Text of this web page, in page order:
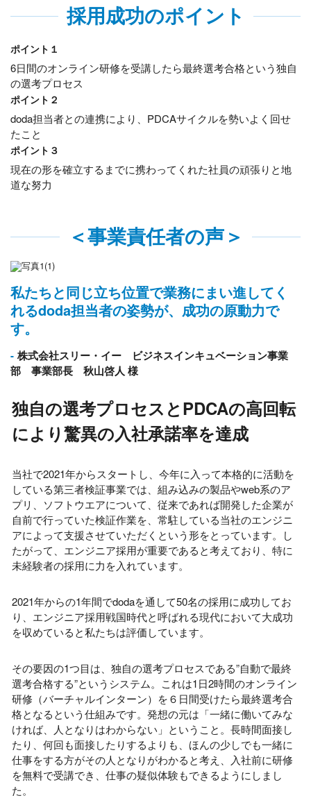
採用成功のポイント
ポイント１
6日間のオンライン研修を受講したら最終選考合格という独自
の選考プロセス
ポイント２
doda担当者との連携により、PDCAサイクルを勢いよく回せ
たこと
ポイント３
現在の形を確立するまでに携わってくれた社員の頑張りと地
道な努力
＜事業責任者の声＞
私たちと同じ立ち位置で業務にまい進してく
れるdoda担当者の姿勢が、成功の原動力で
す。
株式会社スリー・イー ビジネスインキュベーション事業
部 事業部長 秋山啓人 様
独自の選考プロセスとPDCAの高回転
により驚異の入社承諾率を達成
当社で2021年からスタートし、今年に入って本格的に活動を
している第三者検証事業では、組み込みの製品やweb系のア
プリ、ソフトウエアについて、従来であれば開発した企業が
自前で行っていた検証作業を、常駐している当社のエンジニ
アによって支援させていただくという形をとっています。し
たがって、エンジニア採用が重要であると考えており、特に
未経験者の採用に力を入れています。
2021年からの1年間でdodaを通して50名の採用に成功してお
り、エンジニア採用戦国時代と呼ばれる現代において大成功
を収めていると私たちは評価しています。
その要因の1つ目は、独自の選考プロセスである”自動で最終
選考合格する”というシステム。これは1日2時間のオンライン
研修（バーチャルインターン）を６日間受けたら最終選考合
格となるという仕組みです。発想の元は「一緒に働いてみな
ければ、人となりはわからない」ということ。長時間面接し
たり、何回も面接したりするよりも、ほんの少しでも一緒に
仕事をする方がその人となりがわかると考え、入社前に研修
を無料で受講でき、仕事の疑似体験もできるようにしまし
た。